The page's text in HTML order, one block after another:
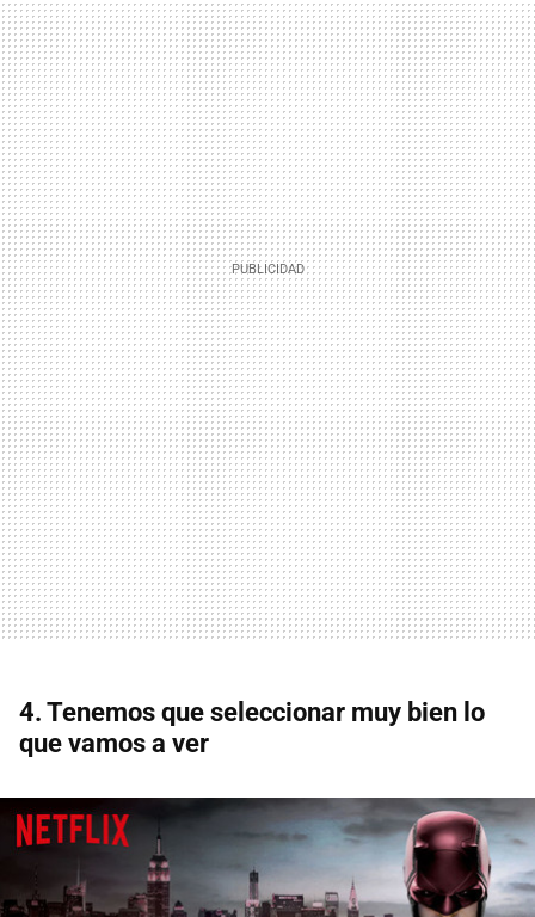
4. Tenemos que seleccionar muy bien lo
que vamos a ver